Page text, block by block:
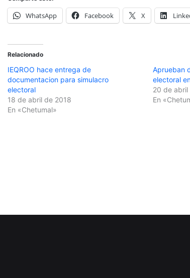
WhatsApp Facebook X
Relacionado
IEQROO hace entrega de
documentacion para simulacro
electoral
18 de abril de 2018
En «Chetumal»
Aprueban
electoral
20 de abril
En